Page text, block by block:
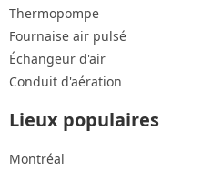
Thermopompe
Fournaise air pulsé
Échangeur d'air
Conduit d'aération
Lieux populaires
Montréal